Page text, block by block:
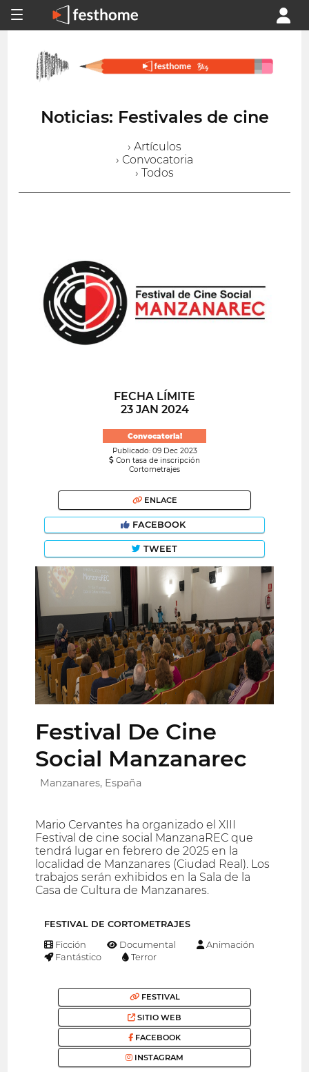
Noticias: Festivales de cine
› Artículos
› Convocatoria
› Todos
FECHA LÍMITE
23 JAN 2024
Convocatoria!
Publicado: 09 Dec 2023
Con tasa de inscripción
Cortometrajes
ENLACE
FACEBOOK
TWEET
Festival De Cine
Social Manzanarec
Manzanares, España
Mario Cervantes ha organizado el XIII
Festival de cine social ManzanaREC que
tendrá lugar en febrero de 2025 en la
localidad de Manzanares (Ciudad Real). Los
trabajos serán exhibidos en la Sala de la
Casa de Cultura de Manzanares.
FESTIVAL DE CORTOMETRAJES
Ficción Documental
Animación
Fantástico
Terror
FESTIVAL
SITIO WEB
FACEBOOK
INSTAGRAM